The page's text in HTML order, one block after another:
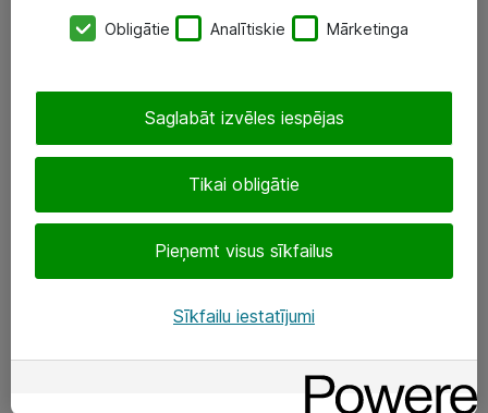
SIA „ATEA”
+(371) 67 81 90 50
eShop@atea.lv
Sekojiet mums
Obligātie Analītiskie Mārketinga
Tikai obligātie
Pieņemt visus sīkfailus
Saglabāt izvēles iespējas
Sīkfailu iestatījumi